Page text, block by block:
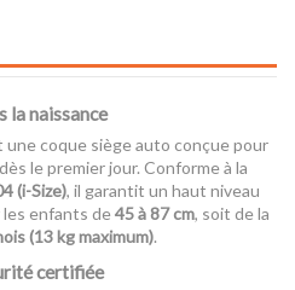
la naissance
une coque siège auto conçue pour
le premier jour. Conforme à la
(i-Size), il garantit un haut niveau
enfants de45 à 87 cm, soit de la
(13 kg maximum).
certifiée